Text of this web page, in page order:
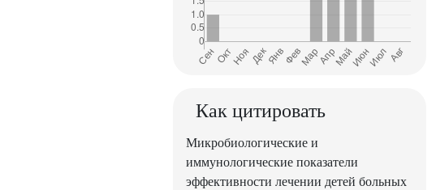
Как цитировать
Микробиологические и
иммунологические показатели
эффективности лечении детей больных